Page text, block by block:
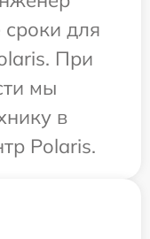
для
При
мы
в
Polaris.